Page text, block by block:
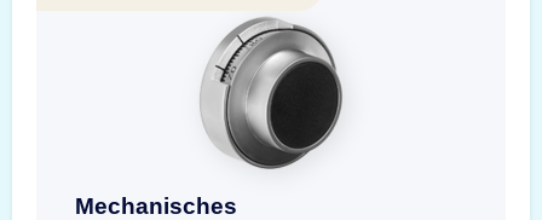
Mechanisches Zahlenkombinationsschloss
Mechanisches